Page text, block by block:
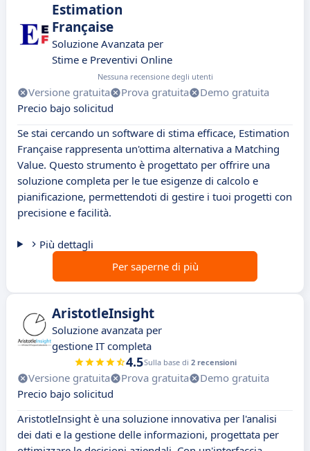
Estimation
Française
Soluzione Avanzata per
Stime e Preventivi Online
Nessuna recensione degli utenti
Versione gratuita Prova gratuita
Demo gratuita
Precio bajo solicitud
Se stai cercando un software di stima efficace, Estimation
Française rappresenta un'ottima alternativa a Matching
Value. Questo strumento è progettato per offrire una
soluzione completa per le tue esigenze di calcolo e
pianificazione, permettendoti di gestire i tuoi progetti con
precisione e facilità.
Più dettagli
Per saperne di più
AristotleInsight
Soluzione avanzata per
gestione IT completa
4.5Sulla base di 2 recensioni
Versione gratuita Prova gratuita
Demo gratuita
Precio bajo solicitud
AristotleInsight è una soluzione innovativa per l'analisi
dei dati e la gestione delle informazioni, progettata per